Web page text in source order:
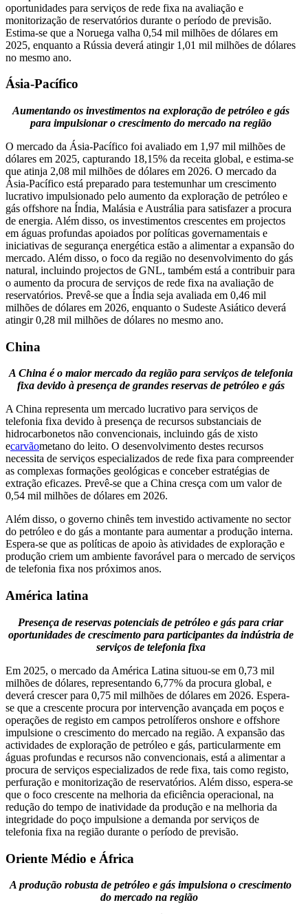
oportunidades para serviços de rede fixa na avaliação e
monitorização de reservatórios durante o período de previsão.
Estima-se que a Noruega valha 0,54 mil milhões de dólares em
2025, enquanto a Rússia deverá atingir 1,01 mil milhões de dólares
no mesmo ano.
Ásia-Pacífico
Aumentando os investimentos na exploração de petróleo e gás
para impulsionar o crescimento do mercado na região
O mercado da Ásia-Pacífico foi avaliado em 1,97 mil milhões de
dólares em 2025, capturando 18,15% da receita global, e estima-se
que atinja 2,08 mil milhões de dólares em 2026. O mercado da
Ásia-Pacífico está preparado para testemunhar um crescimento
lucrativo impulsionado pelo aumento da exploração de petróleo e
gás offshore na Índia, Malásia e Austrália para satisfazer a procura
de energia. Além disso, os investimentos crescentes em projectos
em águas profundas apoiados por políticas governamentais e
iniciativas de segurança energética estão a alimentar a expansão do
mercado. Além disso, o foco da região no desenvolvimento do gás
natural, incluindo projectos de GNL, também está a contribuir para
o aumento da procura de serviços de rede fixa na avaliação de
reservatórios. Prevê-se que a Índia seja avaliada em 0,46 mil
milhões de dólares em 2026, enquanto o Sudeste Asiático deverá
atingir 0,28 mil milhões de dólares no mesmo ano.
China
A China é o maior mercado da região para serviços de telefonia
fixa devido à presença de grandes reservas de petróleo e gás
A China representa um mercado lucrativo para serviços de
telefonia fixa devido à presença de recursos substanciais de
hidrocarbonetos não convencionais, incluindo gás de xisto
ecarvãometano do leito. O desenvolvimento destes recursos
necessita de serviços especializados de rede fixa para compreender
as complexas formações geológicas e conceber estratégias de
extração eficazes. Prevê-se que a China cresça com um valor de
0,54 mil milhões de dólares em 2026.
Além disso, o governo chinês tem investido activamente no sector
do petróleo e do gás a montante para aumentar a produção interna.
Espera-se que as políticas de apoio às atividades de exploração e
produção criem um ambiente favorável para o mercado de serviços
de telefonia fixa nos próximos anos.
América latina
Presença de reservas potenciais de petróleo e gás para criar
oportunidades de crescimento para participantes da indústria de
serviços de telefonia fixa
Em 2025, o mercado da América Latina situou-se em 0,73 mil
milhões de dólares, representando 6,77% da procura global, e
deverá crescer para 0,75 mil milhões de dólares em 2026. Espera-
se que a crescente procura por intervenção avançada em poços e
operações de registo em campos petrolíferos onshore e offshore
impulsione o crescimento do mercado na região. A expansão das
actividades de exploração de petróleo e gás, particularmente em
águas profundas e recursos não convencionais, está a alimentar a
procura de serviços especializados de rede fixa, tais como registo,
perfuração e monitorização de reservatórios. Além disso, espera-se
que o foco crescente na melhoria da eficiência operacional, na
redução do tempo de inatividade da produção e na melhoria da
integridade do poço impulsione a demanda por serviços de
telefonia fixa na região durante o período de previsão.
Oriente Médio e África
A produção robusta de petróleo e gás impulsiona o crescimento
do mercado na região